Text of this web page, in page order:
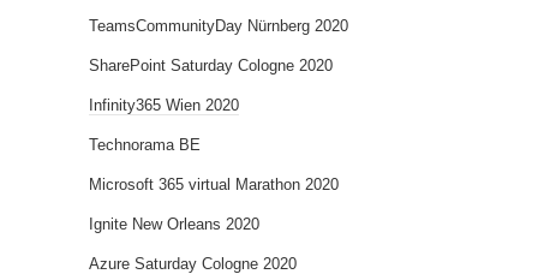
TeamsCommunityDay Nürnberg 2020
SharePoint Saturday Cologne 2020
Infinity365 Wien 2020
Technorama BE
Microsoft 365 virtual Marathon 2020
Ignite New Orleans 2020
Azure Saturday Cologne 2020